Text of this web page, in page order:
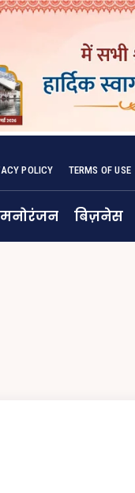
POLICY TERMS OF USE
मनोरंजन बिज़नेस